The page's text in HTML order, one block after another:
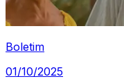
Boletim
01/10/2025